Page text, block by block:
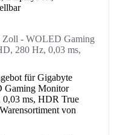
für Gigabyte
Gaming Monitor
ms, HDR True
von